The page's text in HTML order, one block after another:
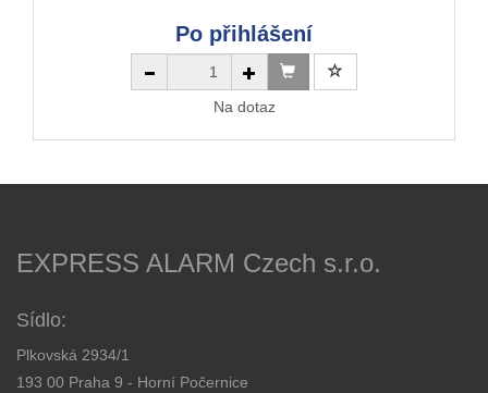
Po přihlášení
Na dotaz
EXPRESS ALARM Czech s.r.o.
Sídlo:
Plkovská 2934/1
193 00 Praha 9 - Horní Počernice